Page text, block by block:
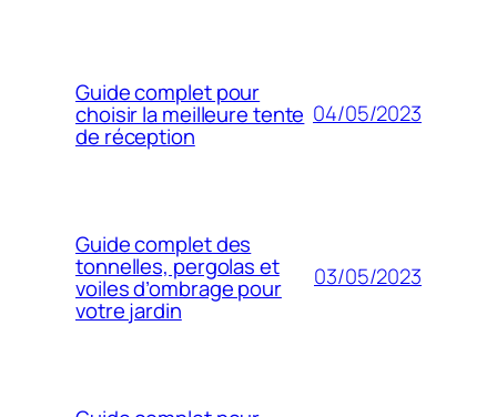
Guide complet pour
choisir la meilleure tente
de réception
04/05/2023
Guide complet des
tonnelles, pergolas et
voiles d’ombrage pour
votre jardin
03/05/2023